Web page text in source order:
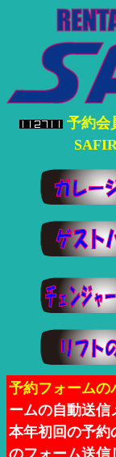
予約会
予約フォームの
ームの自動送信
本年初回の予約
のフォーム送信